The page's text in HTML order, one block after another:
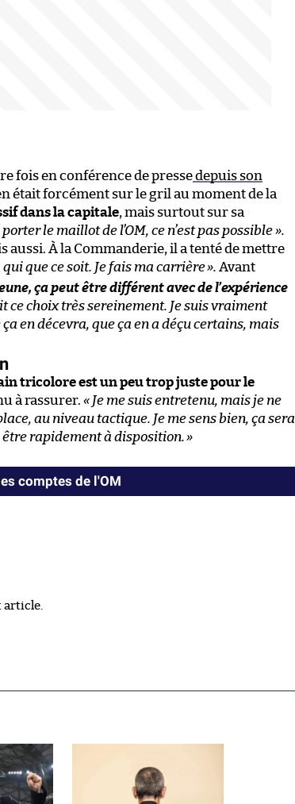
fois en conférence de pressedepuis son
était forcément sur le gril au moment de la
dans la capitale, mais surtout sur sa
porter le maillot de l’OM, ce n’est pas possible ».
aussi. À la Commanderie, il a tenté de mettre
qui que ce soit. Je fais ma carrière». Avant
ça peut être différent avec de l’expérience
ce choix très sereinement. Je suis vraiment
en décevra, que ça en a déçu certains, mais
tricolore est un peu trop juste pour le
à rassurer. « Je me suis entretenu, mais je ne
au niveau tactique. Je me sens bien, ça sera
être rapidement à disposition.»
comptes de l'OM
article.